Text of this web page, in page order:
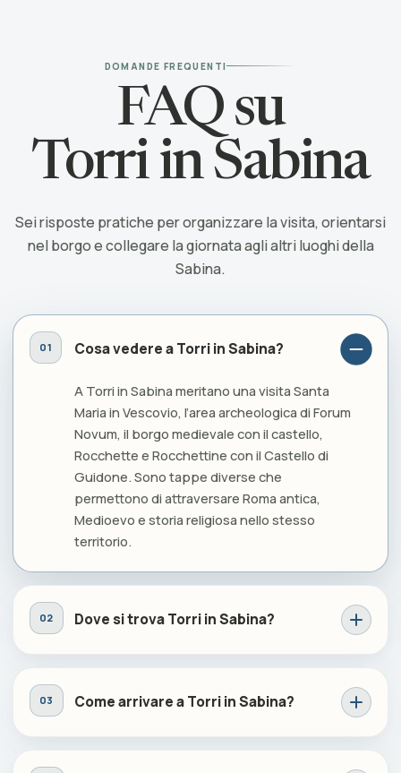
DOMANDE FREQUENTI
FAQ su
Torri in Sabina
Sei risposte pratiche per organizzare la visita, orientarsi
nel borgo e collegare la giornata agli altri luoghi della
Sabina.
Cosa vedere a Torri in Sabina?
A Torri in Sabina meritano una visita Santa
Maria in Vescovio, l’area archeologica di Forum
Novum, il borgo medievale con il castello,
Rocchette e Rocchettine con il Castello di
Guidone. Sono tappe diverse che
permettono di attraversare Roma antica,
Medioevo e storia religiosa nello stesso
territorio.
Dove si trova Torri in Sabina?
Come arrivare a Torri in Sabina?